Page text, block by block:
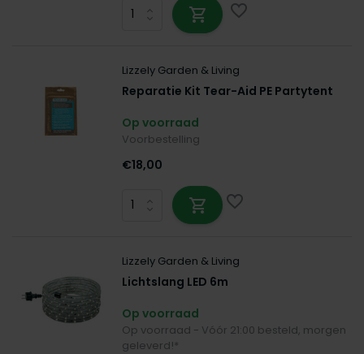
Lizzely Garden & Living
Reparatie Kit Tear-Aid PE Partytent
Op voorraad
Voorbestelling
€18,00
Lizzely Garden & Living
Lichtslang LED 6m
Op voorraad
Op voorraad - Vóór 21:00 besteld, morgen
geleverd!*